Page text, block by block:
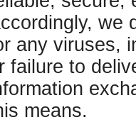
we
any viruses,
failure to
means.